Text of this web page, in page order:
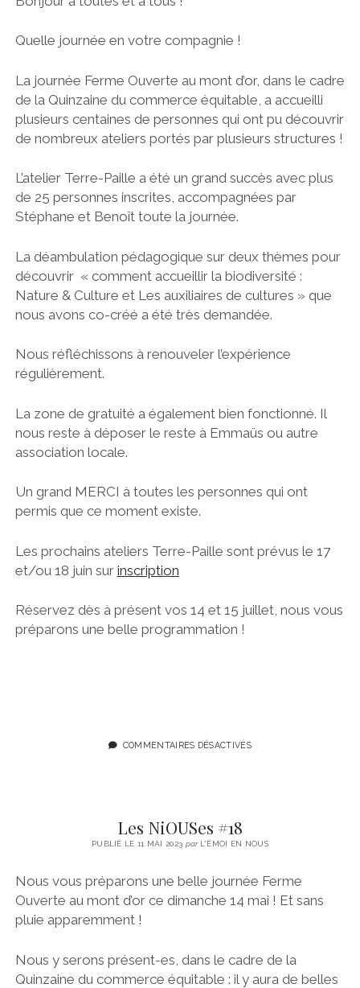
CONCERT AU JARDIN
CINÉ DE PLEIN AIR
facebook
email OUAAA
Quelle journée en votre compagnie !
La journée Ferme Ouverte au mont d’or, dans le cadre
de la Quinzaine du commerce équitable, a accueilli
plusieurs centaines de personnes qui ont pu découvrir
de nombreux ateliers portés par plusieurs structures !
L’atelier Terre-Paille a été un grand succès avec plus
de 25 personnes inscrites, accompagnées par
Stéphane et Benoît toute la journée.
La déambulation pédagogique sur deux thèmes pour
découvrir « comment accueillir la biodiversité :
Nature & Culture et Les auxiliaires de cultures » que
nous avons co-créé a été très demandée.
Nous réfléchissons à renouveler l’expérience
régulièrement.
La zone de gratuité a également bien fonctionné. Il
nous reste à déposer le reste à Emmaüs ou autre
association locale.
Un grand MERCI à toutes les personnes qui ont
permis que ce moment existe.
Les prochains ateliers Terre-Paille sont prévus le 17
et/ou 18 juin sur inscription
Réservez dès à présent vos 14 et 15 juillet, nous vous
préparons une belle programmation !
COMMENTAIRES DÉSACTIVÉS
Les NiOUSes #18
PUBLIÉ LE 11 MAI 2023 parL'ÉMOI EN NOUS
Nous vous préparons une belle journée Ferme
Ouverte au mont d’or ce dimanche 14 mai ! Et sans
pluie apparemment !
Nous y serons présent-es, dans le cadre de la
Quinzaine du commerce équitable : il y aura de belles